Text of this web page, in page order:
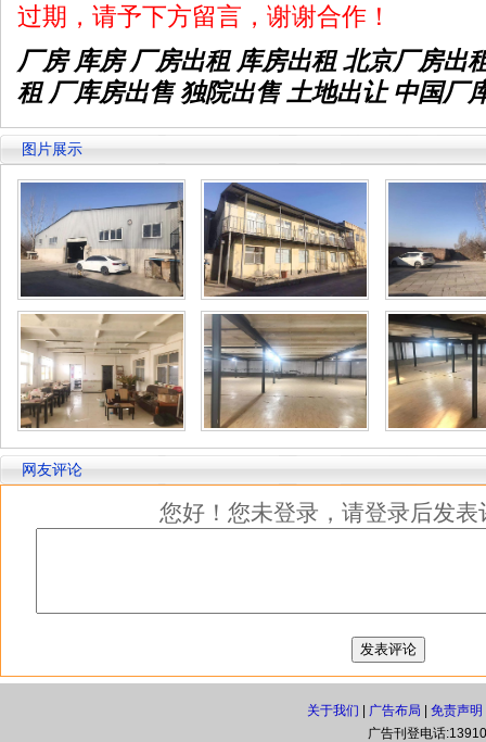
过期，请予下方留言，谢谢合作！
厂房 库房 厂房出租 库房出租 北京厂房出
租 厂库房出售 独院出售 土地出让 中国厂
图片展示
网友评论
您好！您未登录，请登录后发
关于我们 广告布局 免责声明
广告刊登电话